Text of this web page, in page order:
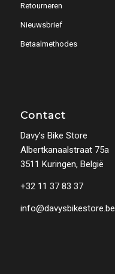
Retourneren
Nieuwsbrief
Betaalmethodes
Contact
Davy’s Bike Store
Albertkanaalstraat 75a
3511 Kuringen, België
+32 11 37 83 37
info@davysbikestore.be